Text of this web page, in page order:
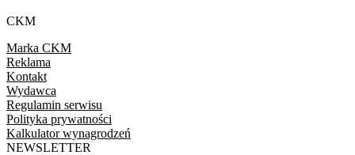
CKM
Marka CKM
Reklama
Kontakt
Wydawca
Regulamin serwisu
Polityka prywatności
Kalkulator wynagrodzeń
NEWSLETTER